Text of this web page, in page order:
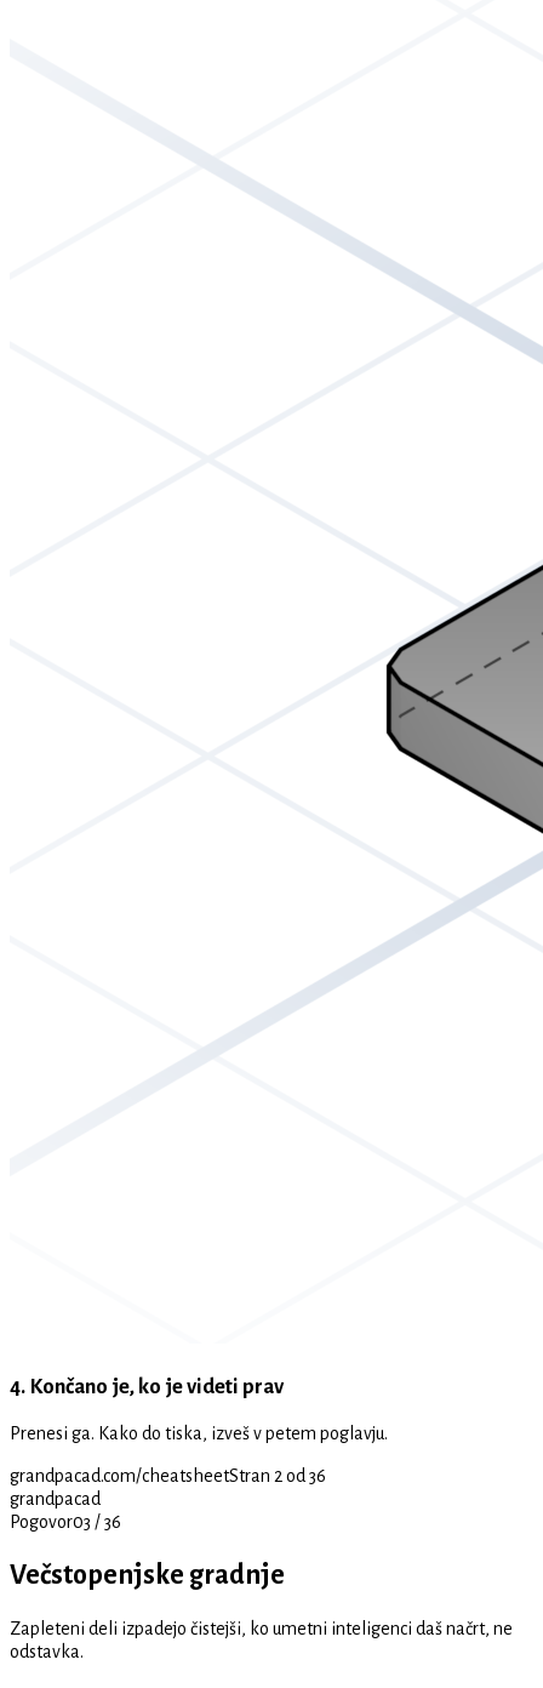
4. Končano je, ko je videti prav
Prenesi ga. Kako do tiska, izveš v petem poglavju.
grandpacad.com/cheatsheetStran 2 od 36
grandpacad
Pogovor03 /36
Večstopenjske gradnje
Zapleteni deli izpadejo čistejši, ko umetni inteligenci daš načrt, ne
odstavka.